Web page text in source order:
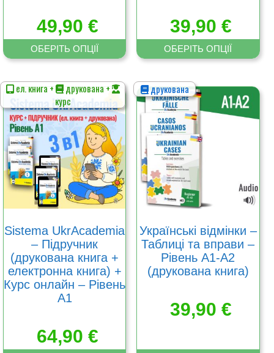
49,90€
ОБЕРІТЬ ОПЦІЇ
39,90€
ОБЕРІТЬ ОПЦІЇ
ел. книга +
друкована +
курс
Sistema UkrAcademia
– Підручник
(друкована книга +
електронна книга) +
Курс онлайн – Рівень
А1
64,90€
Цей
товар
має
кілька
варіантів.
Параметри
можна
вибрати
сторінці
друкована
Українські відмінки –
Таблиці та вправи –
Рівень А1-А2
(друкована книга)
39,90€
Цей
товар
має
кілька
варіантів.
Параметри
можна
вибрати
сторінці